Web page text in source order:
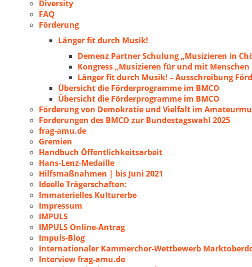
Diversity
FAQ
Förderung
Länger fit durch Musik!
Demenz Partner Schulung „Musizieren in
Kongress „Musizieren für und mit Menschen
Länger fit durch Musik! – Ausschreibung
Übersicht die Förderprogramme im BMCO
Übersicht die Förderprogramme im BMCO
Förderung von Demokratie und Vielfalt im
Forderungen des BMCO zur Bundestagswahl 2025
frag-amu.de
Gremien
Handbuch Öffentlichkeitsarbeit
Hans-Lenz-Medaille
Hilfsmaßnahmen | bis Juni 2021
Ideelle Trägerschaften:
Immaterielles Kulturerbe
Impressum
IMPULS
IMPULS Online-Antrag
Impuls-Blog
Internationaler Kammerchor-Wettbewerb
Interview frag-amu.de